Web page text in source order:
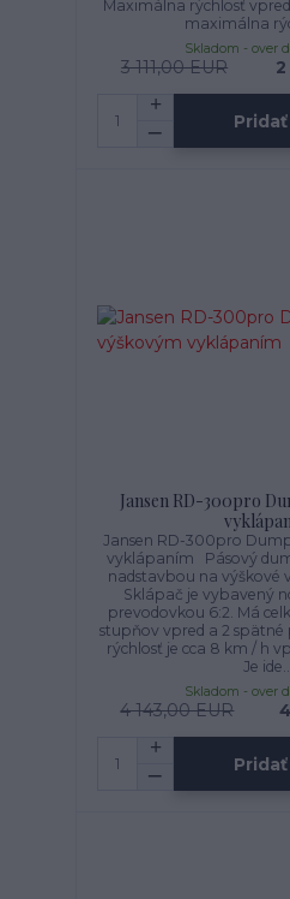
Maximálna rýchlosť
maximálna
3 111,00 EUR
Skladom - over
Jansen RD-300pro
Jansen RD-300pro
vyklápaním Pásový
nadstavbou na výškové
Sklápač je vybavený
prevodovkou 6:2. Má
stupňov vpred a 2
rýchlosť je cca 8 km / h
Je
4 143,00 EUR
Skladom - over